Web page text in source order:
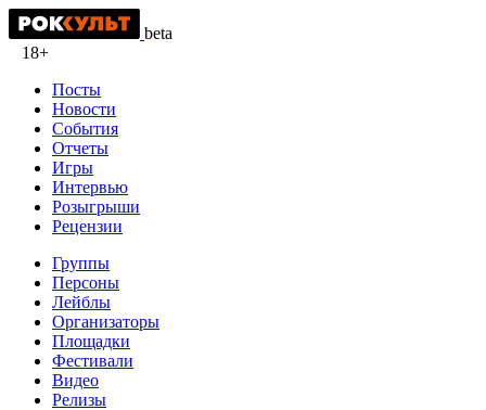
beta
18+
Посты
Новости
События
Отчеты
Игры
Интервью
Розыгрыши
Рецензии
Группы
Персоны
Лейблы
Организаторы
Площадки
Фестивали
Видео
Релизы